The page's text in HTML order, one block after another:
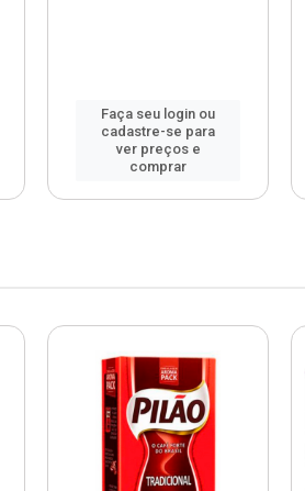
Faça seu login ou
cadastre-se para
ver preços e
comprar